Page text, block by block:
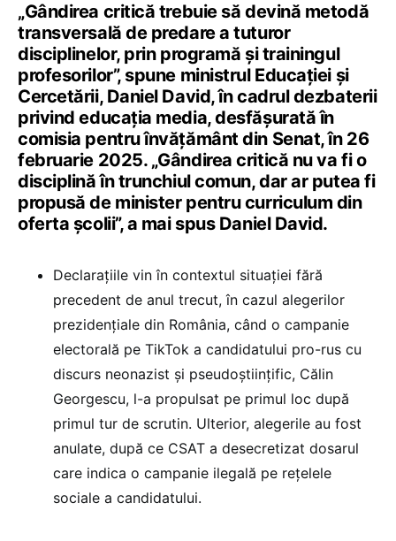
„Gândirea critică trebuie să devină metodă
transversală de predare a tuturor
disciplinelor, prin programă și trainingul
profesorilor”, spune ministrul Educației și
Cercetării, Daniel David, în cadrul dezbaterii
privind educația media, desfășurată în
comisia pentru învățământ din Senat, în 26
februarie 2025. „Gândirea critică nu va fi o
disciplină în trunchiul comun, dar ar putea fi
propusă de minister pentru curriculum din
oferta școlii”, a mai spus Daniel David.
Declarațiile vin în contextul situației fără
precedent de anul trecut, în cazul alegerilor
prezidențiale din România, când o campanie
electorală pe TikTok a candidatului pro-rus cu
discurs neonazist și pseudoștiințific, Călin
Georgescu, l-a propulsat pe primul loc după
primul tur de scrutin. Ulterior, alegerile au fost
anulate, după ce CSAT a desecretizat dosarul
care indica o campanie ilegală pe rețelele
sociale a candidatului.